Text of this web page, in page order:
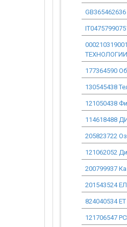
GB365462636
177364590
130545438
121050438
114618488
205823722
121062052
200799937
201543524
824040534
121706547